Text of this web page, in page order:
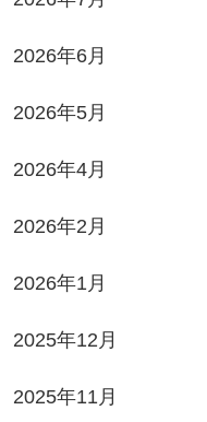
2026年6月
2026年5月
2026年4月
2026年2月
2026年1月
2025年12月
2025年11月